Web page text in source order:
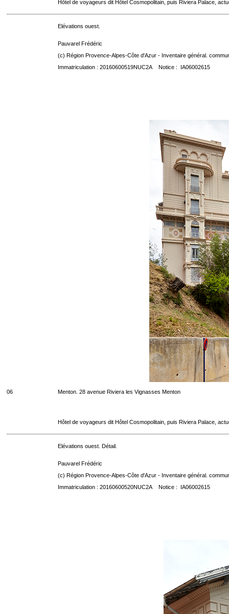
Hôtel de voyageurs dit Hôtel Cosmopolitain, puis Riviera Palace,
Elévations ouest.
Pauvarel Frédéric
(c) Région Provence-Alpes-Côte d'Azur - Inventaire général.
Immatriculation : 20160600519NUC2A Notice : IA06002615
06 Menton. 28 avenue Riviera les Vignasses Menton
Hôtel de voyageurs dit Hôtel Cosmopolitain, puis Riviera Palace,
Elévations ouest. Détail.
Pauvarel Frédéric
(c) Région Provence-Alpes-Côte d'Azur - Inventaire général.
Immatriculation : 20160600520NUC2A Notice : IA06002615